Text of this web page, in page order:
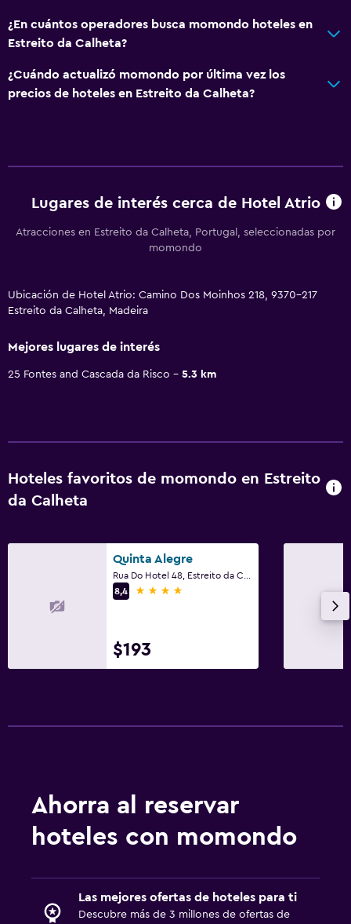
¿En cuántos operadores busca momondo hoteles en
Estreito da Calheta?
¿Cuándo actualizó momondo por última vez los
precios de hoteles en Estreito da Calheta?
Lugares de interés cerca de Hotel Atrio
Atracciones en Estreito da Calheta, Portugal, seleccionadas por
momondo
Ubicación de Hotel Atrio: Camino Dos Moinhos 218, 9370-217
Estreito da Calheta, Madeira
Mejores lugares de interés
25 Fontes and Cascada da Risco 5.3 km
Hoteles favoritos de momondo en Estreito
da Calheta
Quinta Alegre
8,4
4 estrellas
$193
Ahorra al reservar
hoteles con momondo
Las mejores ofertas de hoteles para ti
Descubre más de 3 millones de ofertas de